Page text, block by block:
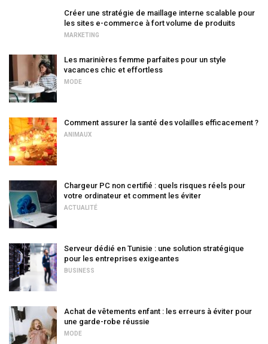
Créer une stratégie de maillage interne scalable pour
les sites e-commerce à fort volume de produits
MARKETING
Les marinières femme parfaites pour un style
vacances chic et effortless
MODE
Comment assurer la santé des volailles efficacement ?
ANIMAUX
Chargeur PC non certifié : quels risques réels pour
votre ordinateur et comment les éviter
ACTUALITÉ
Serveur dédié en Tunisie : une solution stratégique
pour les entreprises exigeantes
BUSINESS
Achat de vêtements enfant : les erreurs à éviter pour
une garde-robe réussie
MODE